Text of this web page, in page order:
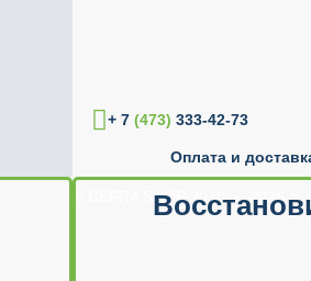
+ 7 (473) 333-42-73
Оплата и
© CEPRA SHOP 2010 — 2026